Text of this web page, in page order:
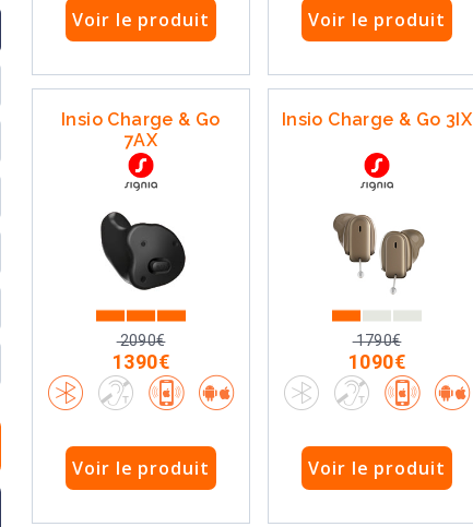
Voir le produit Voir le produit
Insio Charge & Go
7AX
2090€
1390€
Voir le produit
Insio Charge & Go 3IX
1790€
1090€
Voir le produit